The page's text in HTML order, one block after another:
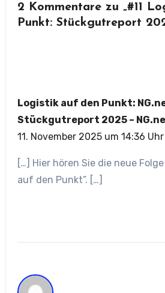
2 Kommentare zu „#11
Punkt: Stückgutreport
Logistik auf den Punkt:
Stückgutreport 2025 –
11. November 2025 um 14:36 Uhr
[…] Hier hören Sie die neue
auf den Punkt”. […]